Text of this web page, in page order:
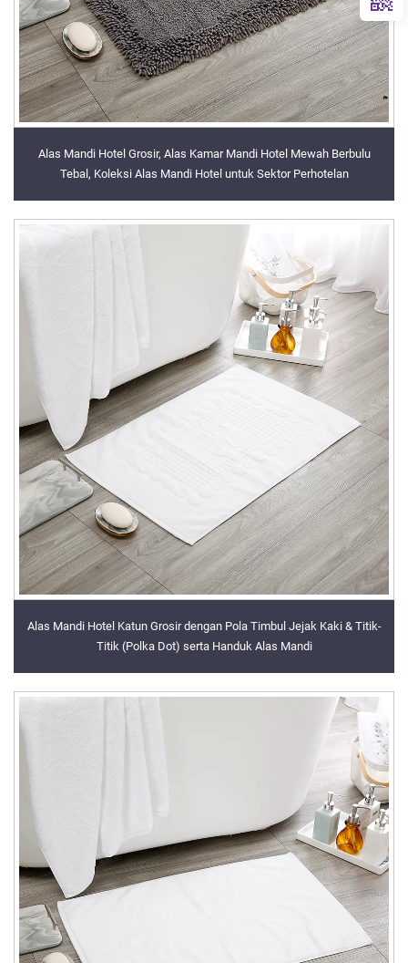
Alas Mandi Hotel Grosir, Alas Kamar Mandi Hotel Mewah Berbulu
Tebal, Koleksi Alas Mandi Hotel untuk Sektor Perhotelan
Alas Mandi Hotel Katun Grosir dengan Pola Timbul Jejak Kaki & Titik-
Titik (Polka Dot) serta Handuk Alas Mandi